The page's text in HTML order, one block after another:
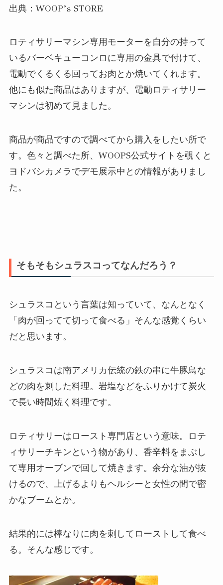
出典：WOOP’s STORE
ロティサリーマシン専用モーターを自分の持って
いるバーベキューコンロに専用の金具で付けて、
電動でくるくる回ってお肉とか焼いてくれます。
他にも似た商品はありますが、電動ロティサリー
マシンは初めて見ました。
商品が商品ですので調べてから購入をしたい所で
す。色々と調べた所、WOOPS公式サイトを覗くと
ヨドバシカメラでデモ展示中との情報がありまし
た。
そもそもシュラスコってなんだろう？
シュラスコという言葉は知っていて、なんとなく
「肉が回ってて切って食べる」そんな感覚くらい
だと思います。
シュラスコは南アメリカ伝統の鉄の串に牛豚鳥な
どの肉を刺した料理。岩塩などをふりかけて炭火
で長い時間焼く料理です。
ロティサリーはロースト専門店という意味。ロテ
ィサリーチキンという物があり、香辛料をまぶし
て専用オーブンで回して焼きます。余分な油が抜
けるので、上げるよりもヘルシーと女性の間で密
かなブームとか。
結果的には棒なりに肉を刺してローストして食べ
る。そんな感じです。